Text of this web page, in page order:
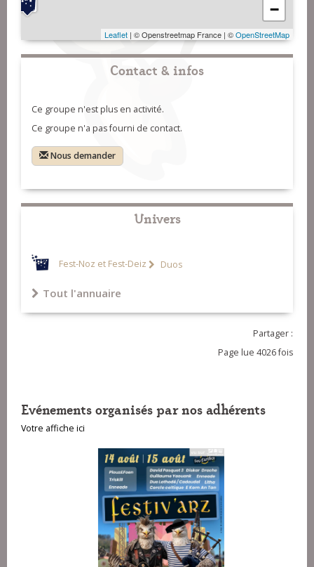
−
Leaflet | © Openstreetmap France | ©OpenStreetMap
Contact & infos
Ce groupe n'est plus en activité.
Ce groupe n'a pas fourni de contact.
Nous demander
Univers
Fest-Noz et Fest-Deiz Duos
Tout l'annuaire
Partager :
Page lue 4026 fois
Evénements organisés par nos adhérents
Votre affiche ici